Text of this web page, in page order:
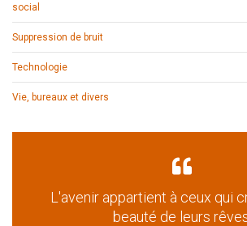
social
Suppression de bruit
Technologie
Vie, bureaux et divers
L'avenir appartient à ceux qui
beauté de leurs